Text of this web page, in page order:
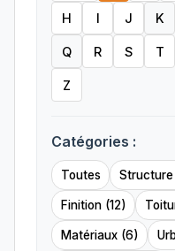
H I J K
Q R S T
Z
Catégories :
Toutes Structure
Finition (12)
Matériaux (6)